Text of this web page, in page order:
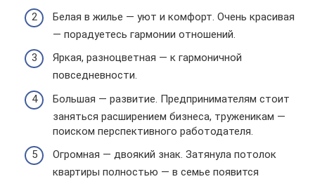
Белая в жилье — уют и комфорт. Очень красивая
— порадуетесь гармонии отношений.
Яркая, разноцветная — к гармоничной
повседневности.
Большая — развитие. Предпринимателям стоит
заняться расширением бизнеса, труженикам —
поиском перспективного работодателя.
Огромная — двоякий знак. Затянула потолок
квартиры полностью — в семье появится